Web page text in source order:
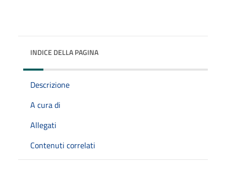
INDICE DELLA PAGINA
Descrizione
A cura di
Allegati
Contenuti correlati